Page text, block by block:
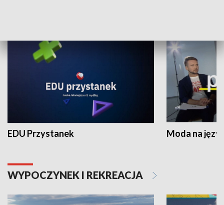
EDU Przystanek Moda na
WYPOCZYNEK I REKREACJA